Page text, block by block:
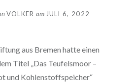
VOLKER am JULI 6, 2022
aus Bremen hatte einen
Titel „Das Teufelsmoor –
und Kohlenstoffspeicher“